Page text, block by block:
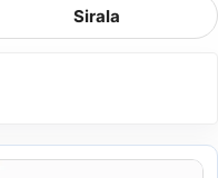
Sirala